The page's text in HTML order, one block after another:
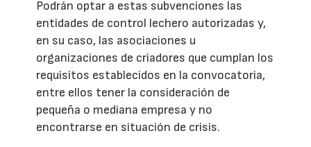
Podrán optar a estas subvenciones las
entidades de control lechero autorizadas y,
en su caso, las asociaciones u
organizaciones de criadores que cumplan los
requisitos establecidos en la convocatoria,
entre ellos tener la consideración de
pequeña o mediana empresa y no
encontrarse en situación de crisis.